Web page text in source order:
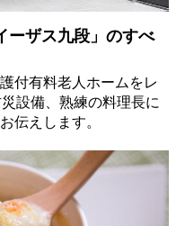
ーザス九段」のすべ
付有料老人ホームをレ
設備、熟練の料理長に
伝えします。